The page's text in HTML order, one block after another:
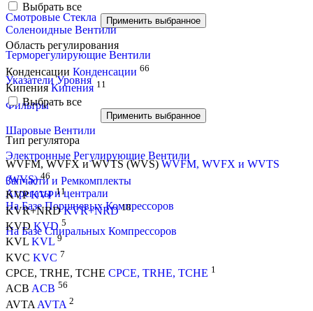
Смотровые Стекла
Соленоидные Вентили
Терморегулирующие Вентили
Указатели Уровня
Фильтры
Шаровые Вентили
Электронные Регулирующие Вентили
Запчасти и Ремкомплекты
Агрегаты и централи
На Базе Поршневых Компрессоров
На Базе Спиральных Компрессоров
Выбрать все
Применить выбранное
Область регулирования
Конденсации Конденсации 66
Кипения Кипения 11
Выбрать все
Применить выбранное
Тип регулятора
WVFM, WVFX и WVTS (WVS) WVFM, WVFX и WVTS
(WVS)46
KVP KVP11
KVR+NRD KVR+NRD18
KVD KVD 5
KVL KVL 9
KVC KVC 7
CPCE, TRHE, TCHE CPCE, TRHE, TCHE 1
ACB ACB 56
AVTA AVTA 2